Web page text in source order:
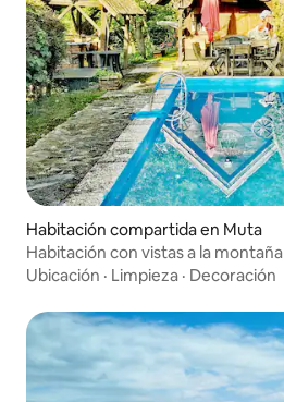
Habitación compartida en Muta
Habitación con vistas a la montaña
Ubicación · Limpieza · Decoración